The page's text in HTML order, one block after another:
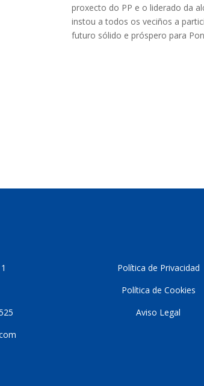
proxecto do PP e o liderado da
instou a todos os veciños a
futuro sólido e próspero para
Política de Privacidad
Política de Cookies
Aviso Legal